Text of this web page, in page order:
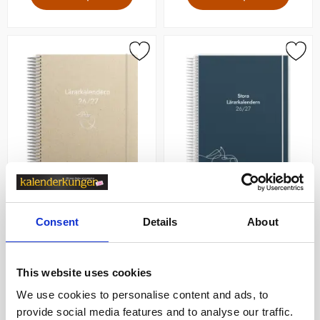
Consent Details About
This website uses cookies
We use cookies to personalise content and ads, to
provide social media features and to analyse our traffic.
Lärarkalendern horisontell
149 kr
Köp
Stora Lärarkalendern 2026-
Köp